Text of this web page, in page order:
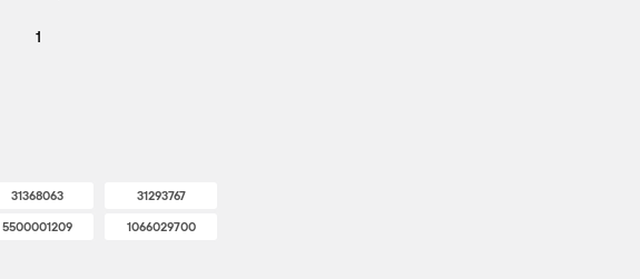
1
31368063 31293767
5500001209 1066029700